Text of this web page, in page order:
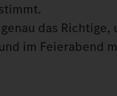
das
im Feierabend